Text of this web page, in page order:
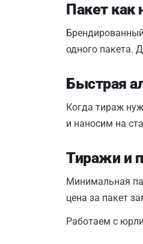
Пакет как
одного пакета.
Быстрая
Когда тираж
и наносим на
Тиражи и
Минимальная
цена за пакет
Работаем с